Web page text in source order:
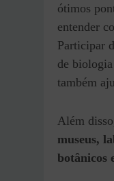
ótimos
entender
Participar
de
também
Além
museus,
botânicos